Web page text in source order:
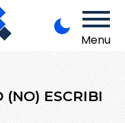
Menu
ESCRIBI